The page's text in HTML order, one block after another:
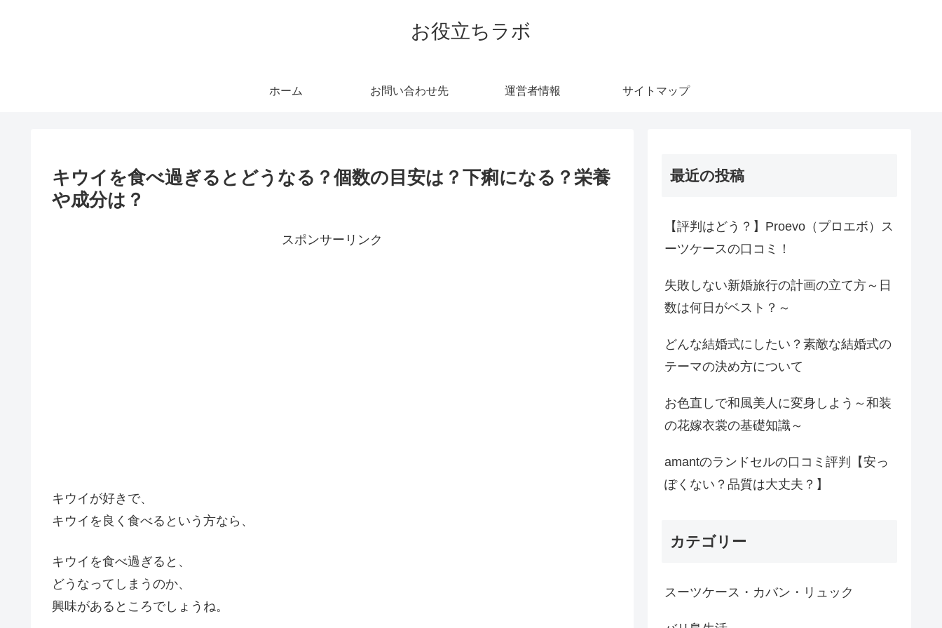
お役立ちラボ
ホーム お問い合わせ先 運営者情報 サイトマップ
キウイを食べ過ぎるとどうなる？個数の目安は？下痢になる？栄養
や成分は？
スポンサーリンク
キウイが好きで、
キウイを良く食べるという方なら、
キウイを食べ過ぎると、
どうなってしまうのか、
興味があるところでしょうね。
最近の投稿
【評判はどう？】Proevo（プロエボ）ス
ーツケースの口コミ！
失敗しない新婚旅行の計画の立て方～日
数は何日がベスト？～
どんな結婚式にしたい？素敵な結婚式の
テーマの決め方について
お色直しで和風美人に変身しよう～和装
の花嫁衣裳の基礎知識～
amantのランドセルの口コミ評判【安っ
ぽくない？品質は大丈夫？】
カテゴリー
スーツケース・カバン・リュック